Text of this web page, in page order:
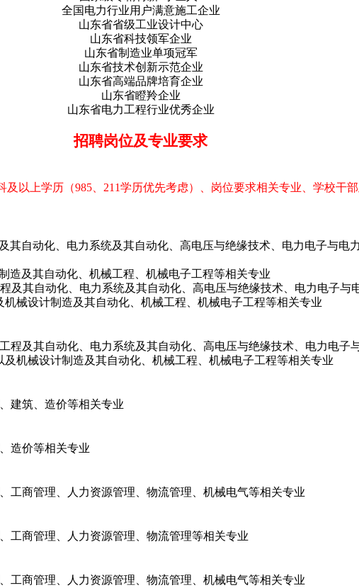
全国电力行业用户满意施工企业
山东省省级工业设计中心
山东省科技领军企业
山东省制造业单项冠军
山东省技术创新示范企业
山东省高端品牌培育企业
山东省瞪羚企业
山东省电力工程行业优秀企业
招聘岗位及专业要求
及以上学历（985、211学历优先考虑）、岗位要求相关专业、学校干
其自动化、电力系统及其自动化、高电压与绝缘技术、电力电子与电
造及其自动化、机械工程、机械电子工程等相关专业
及其自动化、电力系统及其自动化、高电压与绝缘技术、电力电子与
械设计制造及其自动化、机械工程、机械电子工程等相关专业
程及其自动化、电力系统及其自动化、高电压与绝缘技术、电力电子
及机械设计制造及其自动化、机械工程、机械电子工程等相关专业
建筑、造价等相关专业
造价等相关专业
工商管理、人力资源管理、物流管理、机械电气等相关专业
工商管理、人力资源管理、物流管理等相关专业
工商管理、人力资源管理、物流管理、机械电气等相关专业